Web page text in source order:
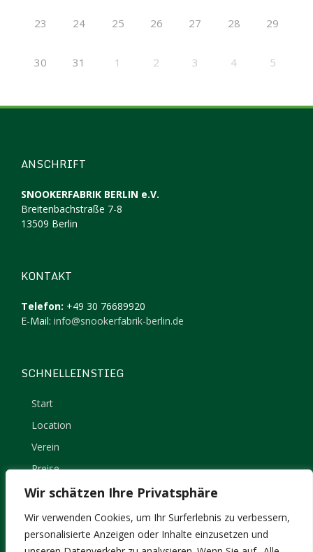
Wir schätzen Ihre Privatsphäre
Wir verwenden Cookies, um Ihr Surferlebnis zu verbessern,
personalisierte Anzeigen oder Inhalte einzusetzen und
23 24 25 26 27 28 29
30 31 1 2 3 4 5
ANSCHRIFT
SNOOKERFABRIK BERLIN e.V.
Breitenbachstraße 7-8
13509 Berlin
KONTAKT
Telefon: +49 30 76689920
E-Mail: info@snookerfabrik-berlin.de
SCHNELLEINSTIEG
Start
Location
Verein
Preise
Kontakt
Impressum
Datenschutz